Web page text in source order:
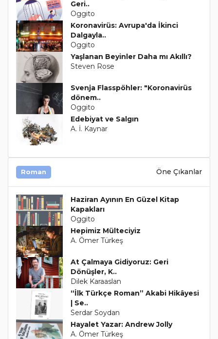
Geri..
Oggito
Koronavirüs: Avrupa'da İkinci
Dalgayla..
Oggito
Yaşlanan Beyinler Daha mı Akıllı?
Steven Rose
Svenja Flasspöhler: "Koronavirüs
dönem..
Oggito
Edebiyat ve Salgın
A. İ. Kaynar
Roman Öne Çıkanlar
Haziran Ayının En Güzel Kitap
Kapakları
Oggito
Hepimiz Mülteciyiz
A. Ömer Türkeş
At Çalmaya Gidiyoruz: Geri
Dönüşler, K..
Dilek Karaaslan
“İlk Türkçe Roman” Akabi Hikâyesi
| Se..
Serdar Soydan
Hayalet Yazar: Andrew Jolly
A. Ömer Türkeş